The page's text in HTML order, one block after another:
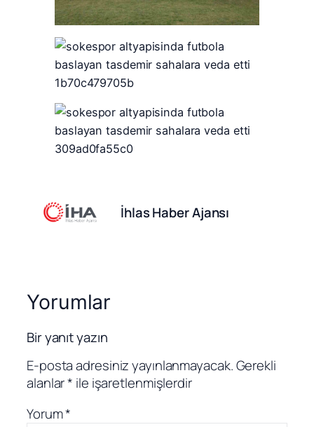
İhlas Haber Ajansı
Yorumlar
Bir yanıt yazın
E-posta adresiniz yayınlanmayacak.Gerekli
alanlar* ile işaretlenmişlerdir
Yorum*